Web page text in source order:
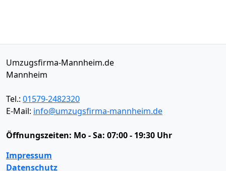
Umzugsfirma-Mannheim.de
Mannheim
Tel.: 01579-2482320
E-Mail: info@umzugsfirma-mannheim.de
Öffnungszeiten: Mo - Sa: 07:00 - 19:30 Uhr
Impressum
Datenschutz